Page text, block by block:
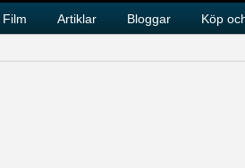
Film Artiklar Bloggar Köp